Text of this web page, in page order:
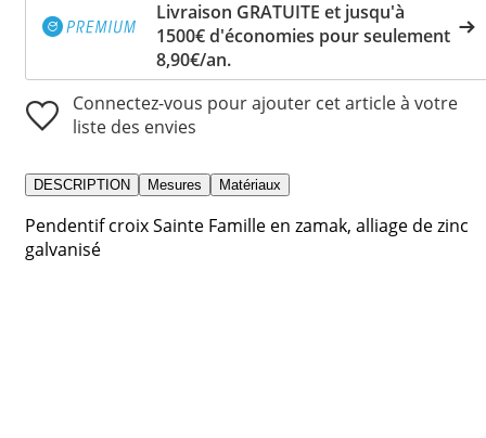
Livraison GRATUITE et jusqu'à
1500€ d'économies pour seulement
8,90€/an.
Connectez-vous pour ajouter cet article à votre
liste des envies
DESCRIPTION Mesures Matériaux
Pendentif croix Sainte Famille en zamak, alliage de zinc
galvanisé